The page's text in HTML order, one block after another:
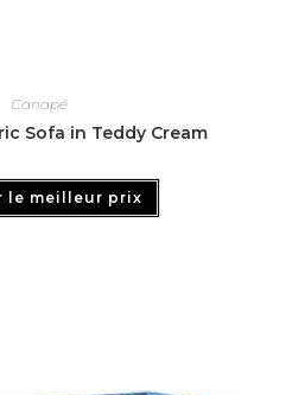
Canapé
Sofa in Teddy Cream
le meilleur prix